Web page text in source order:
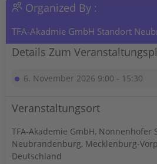
Organized By :
TFA-Akadmie GmbH Standort
Details Zum
6. November 2026 9:00 - 15:30
Veranstaltungsort
TFA-Akademie GmbH, Nonnenhofer
Neubrandenburg, Mecklenburg-
Deutschland